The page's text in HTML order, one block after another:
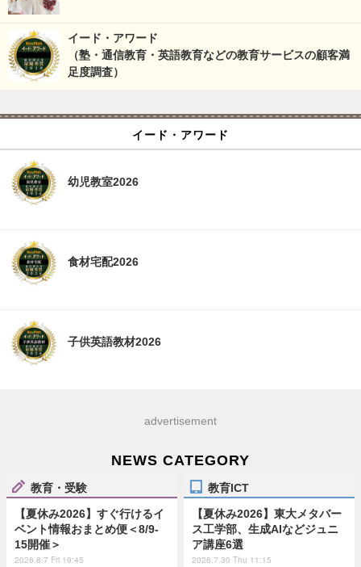
イード・アワード
（塾・通信教育・英語教育などの教育サービスの顧客満
足度調査）
イード・アワード
幼児教室2026
食材宅配2026
子供英語教材2026
advertisement
NEWS CATEGORY
教育・受験
【夏休み2026】すぐ行けるイ
ベント情報おまとめ便＜8/9-
15開催＞
2026.8.7 Fri 19:45
教育ICT
【夏休み2026】東大メタバー
ス工学部、生成AIなどジュニ
ア講座6選
2026.7.30 Thu 11:15